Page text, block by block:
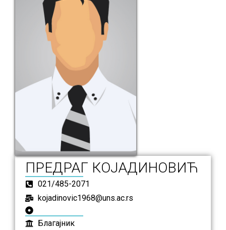
ПРЕДРАГ КОЈАДИНОВИЋ
021/485-2071
kojadinovic1968@uns.ac.rs
Благајник